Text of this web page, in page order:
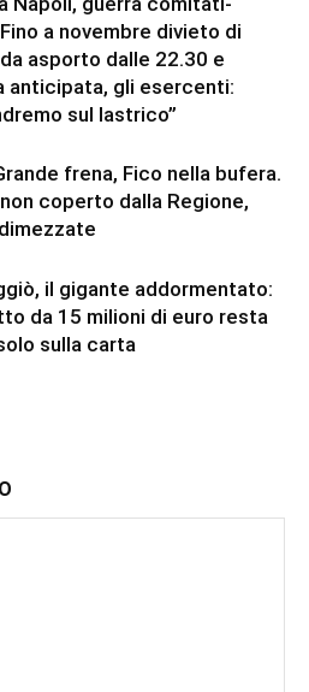
a novembre divieto di
asporto dalle 22.30 e
anticipata, gli esercenti:
sul lastrico”
frena, Fico nella bufera.
coperto dalla Regione,
il gigante addormentato:
da 15 milioni di euro resta
sulla carta